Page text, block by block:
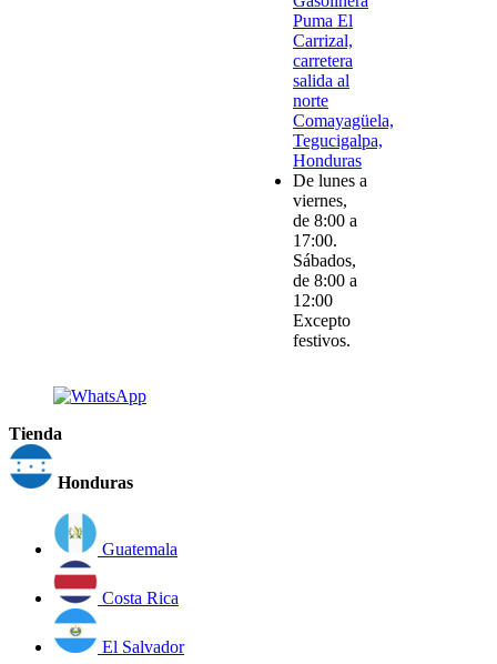
Puma El
Carrizal,
carretera
salida al
norte
Comayagüela,
Tegucigalpa,
Honduras
De lunes a
viernes,
de 8:00 a
17:00.
Sábados,
de 8:00 a
12:00
Excepto
festivos.
Tienda
Honduras
Guatemala
Costa Rica
El Salvador